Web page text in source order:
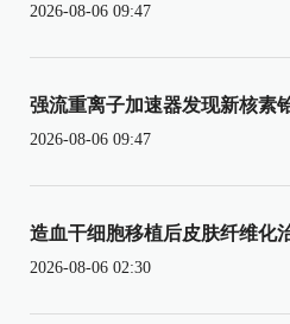
2026-08-06 09:47
强流重离子加速器发现新核素
2026-08-06 09:47
造血干细胞移植后皮肤纤维化
2026-08-06 02:30